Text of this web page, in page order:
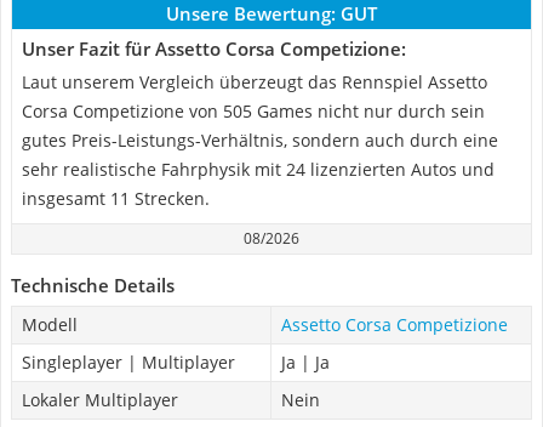
Unsere Bewertung: GUT
Unser Fazit für Assetto Corsa Competizione:
Laut unserem Vergleich überzeugt das Rennspiel Assetto
Corsa Competizione von 505 Games nicht nur durch sein
gutes Preis-Leistungs-Verhältnis, sondern auch durch eine
sehr realistische Fahrphysik mit 24 lizenzierten Autos und
insgesamt 11 Strecken.
08/2026
Technische Details
Modell
Assetto Corsa Competizione
Singleplayer | Multiplayer
Ja | Ja
Lokaler Multiplayer
Nein